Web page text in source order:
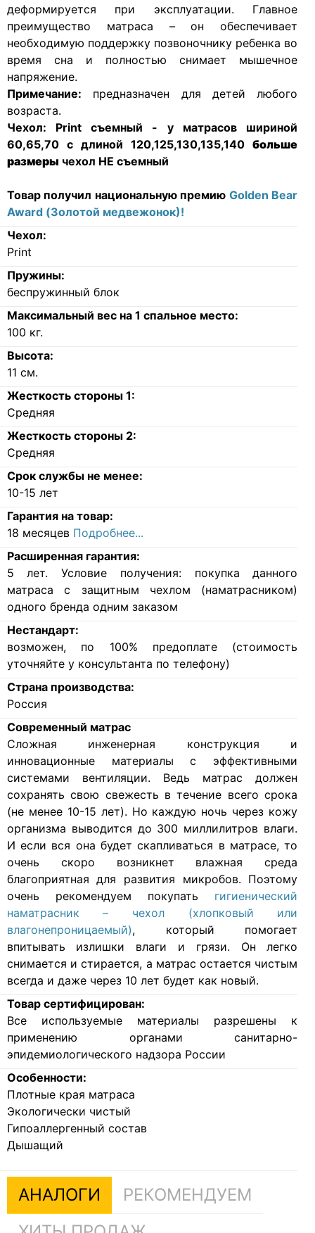
деформируется при эксплуатации. Главное
преимущество матраса – он обеспечивает
необходимую поддержку позвоночнику ребенка во
время сна и полностью снимает мышечное
напряжение.
Примечание: предназначен для детей любого
возраста.
Чехол: Print съемный - у матрасов шириной
60,65,70 с длиной 120,125,130,135,140 больше
размеры чехол НЕ съемный
Товар получил национальную премию Golden Bear
Award (Золотой медвежонок)!
Чехол:
Print
Пружины:
беспружинный блок
Максимальный вес на 1 спальное место:
100 кг.
Высота:
11 см.
Жесткость стороны 1:
Средняя
Жесткость стороны 2:
Средняя
Срок службы не менее:
10-15 лет
Гарантия на товар:
18 месяцев Подробнее...
Расширенная гарантия:
5 лет. Условие получения: покупка данного
матраса с защитным чехлом (наматрасником)
одного бренда одним заказом
Нестандарт:
возможен, по 100% предоплате (стоимость
уточняйте у консультанта по телефону)
Страна производства:
Россия
Современный матрас
Cложная инженерная конструкция и
инновационные материалы с эффективными
системами вентиляции. Ведь матрас должен
сохранять свою свежесть в течение всего срока
(не менее 10-15 лет). Но каждую ночь через кожу
организма выводится до 300 миллилитров влаги.
И если вся она будет скапливаться в матрасе, то
очень скоро возникнет влажная среда
благоприятная для развития микробов. Поэтому
очень рекомендуем покупать гигиенический
наматрасник – чехол (хлопковый или
влагонепроницаемый), который помогает
впитывать излишки влаги и грязи. Он легко
снимается и стирается, а матрас остается чистым
всегда и даже через 10 лет будет как новый.
Товар сертифицирован:
Все используемые материалы разрешены к
применению органами санитарно-
эпидемиологического надзора России
Особенности:
Плотные края матраса
Экологически чистый
Гипоаллергенный состав
Дышащий
АНАЛОГИ
РЕКОМЕНДУЕМ